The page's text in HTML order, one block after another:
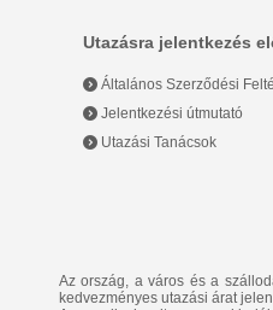
Utazásra jelentkezés
Általános Szerződési
Jelentkezési útmutató
Utazási Tanácsok
Az ország, a város és a
kedvezményes utazási árat